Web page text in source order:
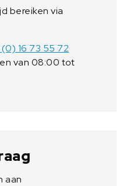
bereiken via
(0) 16 73 55 72
van 08:00 tot
aan